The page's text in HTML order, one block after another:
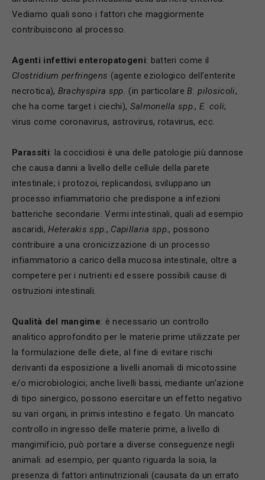
Vediamo quali sono i fattori che maggiormente
contribuiscono al processo.
Agenti infettivi enteropatogeni: batteri come il
Clostridium perfringens (agente eziologico dell’enterite
necrotica), Brachyspira spp. (in particolareB. pilosicoli,
che ha come target i ciechi), Salmonella spp.,E. coli;
virus come coronavirus, astrovirus, rotavirus, ecc.
Parassiti: la coccidiosi è una delle patologie più dannose
che causa danni a livello delle cellule della parete
intestinale; i protozoi, replicandosi, sviluppano un
processo infiammatorio che predispone a infezioni
batteriche secondarie. Vermi intestinali, quali ad esempio
ascaridi,Heterakis spp., Capillaria spp., possono
contribuire a una cronicizzazione di un processo
infiammatorio a carico della mucosa intestinale, oltre a
competere per i nutrienti ed essere possibili cause di
ostruzioni intestinali.
Qualità del mangime: è necessario un controllo
analitico approfondito per le materie prime utilizzate per
la formulazione delle diete, al fine di evitare rischi
derivanti da esposizione a livelli anomali di micotossine
e/o microbiologici; anche livelli bassi, mediante un’azione
di tipo sinergico, possono esercitare un effetto negativo
su vari organi, in primis intestino e fegato. Un mancato
controllo in ingresso delle materie prime, a livello di
mangimificio, può portare a diverse conseguenze negli
animali: ad esempio, per quanto riguarda la soia, la
presenza di fattori antinutrizionali (causata da un errato